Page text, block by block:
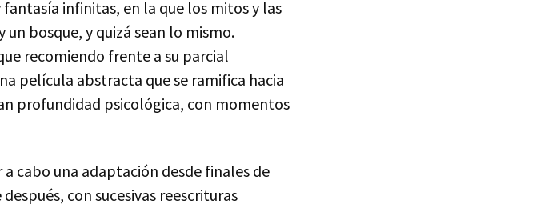
infinitas, en la que los mitos y las
bosque, y quizá sean lo mismo.
recomiendo frente a su parcial
película abstracta que se ramifica hacia
profundidad psicológica, con momentos
cabo una adaptación desde finales de
con sucesivas reescrituras